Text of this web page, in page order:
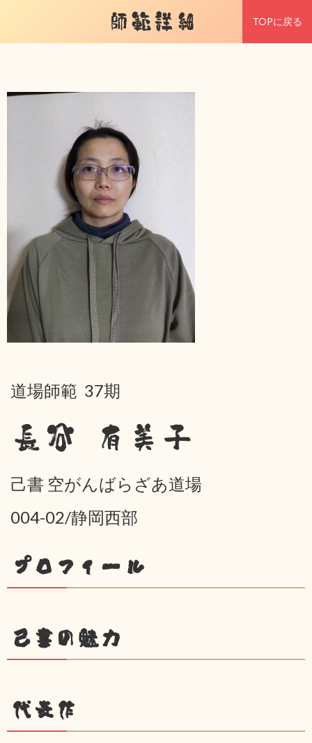
師範詳細 TOPに戻る
道場師範 37期
長谷 有美子
己書 空がんばらざあ道場
004-02/静岡西部
プロフィール
己書の魅力
代表作